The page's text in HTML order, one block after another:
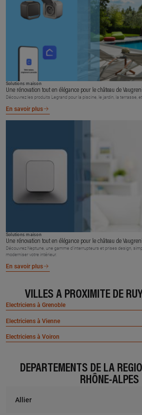
Solutions maison
Une rénovation tout en élégance pour le château de
Découvrez les produits Legrand pour la piscine, le jardin, la terrasse,
En savoir plus
Solutions maison
Une rénovation tout en élégance pour le château de
Découvrez Neptune, une gamme d’interrupteurs et prises design,
moderniser votre intérieur.
En savoir plus
VILLES À PROXIMITÉ DE
Electriciens à Grenoble
Electriciens à Vienne
Electriciens à Voiron
DÉPARTEMENTS DE LA
RHÔNE-ALPES
Allier